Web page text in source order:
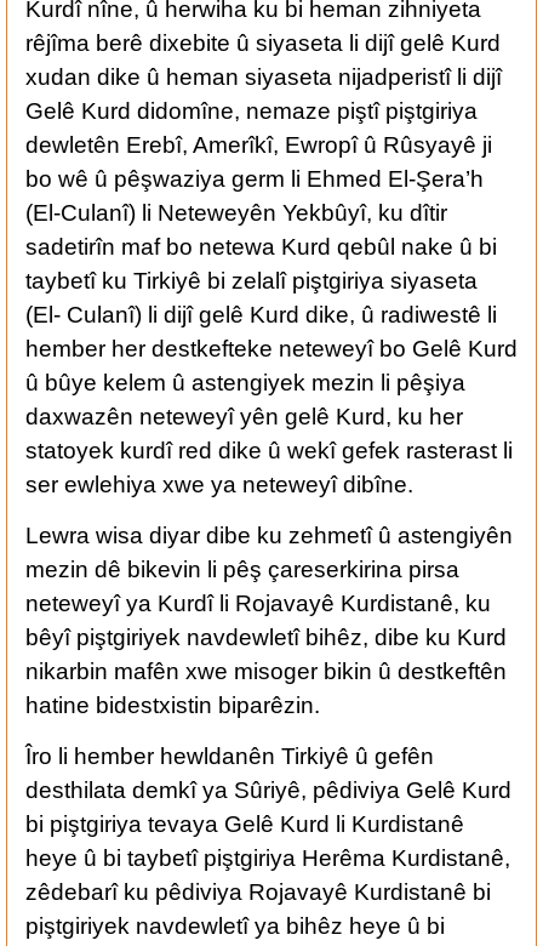
Kurdî nîne, û herwiha ku bi heman zihniyeta
rêjîma berê dixebite û siyaseta li dijî gelê Kurd
xudan dike û heman siyaseta nijadperistî li dijî
Gelê Kurd didomîne, nemaze piştî piştgiriya
dewletên Erebî, Amerîkî, Ewropî û Rûsyayê ji
bo wê û pêşwaziya germ li Ehmed El-Şera’h
(El-Culanî) li Neteweyên Yekbûyî, ku dîtir
sadetirîn maf bo netewa Kurd qebûl nake û bi
taybetî ku Tirkiyê bi zelalî piştgiriya siyaseta
(El- Culanî) li dijî gelê Kurd dike, û radiwestê li
hember her destkefteke neteweyî bo Gelê Kurd
û bûye kelem û astengiyek mezin li pêşiya
daxwazên neteweyî yên gelê Kurd, ku her
statoyek kurdî red dike û wekî gefek rasterast li
ser ewlehiya xwe ya neteweyî dibîne.
Lewra wisa diyar dibe ku zehmetî û astengiyên
mezin dê bikevin li pêş çareserkirina pirsa
neteweyî ya Kurdî li Rojavayê Kurdistanê, ku
bêyî piştgiriyek navdewletî bihêz, dibe ku Kurd
nikarbin mafên xwe misoger bikin û destkeftên
hatine bidestxistin biparêzin.
Îro li hember hewldanên Tirkiyê û gefên
desthilata demkî ya Sûriyê, pêdiviya Gelê Kurd
bi piştgiriya tevaya Gelê Kurd li Kurdistanê
heye û bi taybetî piştgiriya Herêma Kurdistanê,
zêdebarî ku pêdiviya Rojavayê Kurdistanê bi
piştgiriyek navdewletî ya bihêz heye û bi